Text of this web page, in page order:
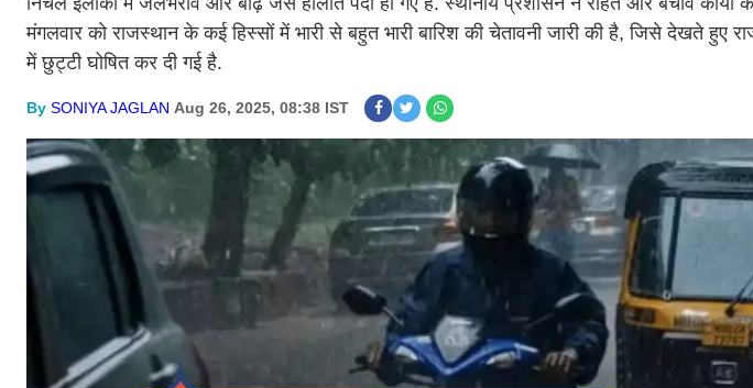
मंगलवार को राजस्थान के कई हिस्सों में भारी से बहुत भारी बारिश की चेतावनी जारी की है, जिसे देखते हुए
में छुट्टी घोषित कर दी गई है.
By SONIYA JAGLAN Aug 26, 2025, 08:38 IST